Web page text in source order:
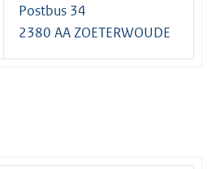
Postbus 34
2380 AA ZOETERWOUDE